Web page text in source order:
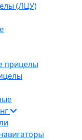
(ЛЦУ)
прицелы